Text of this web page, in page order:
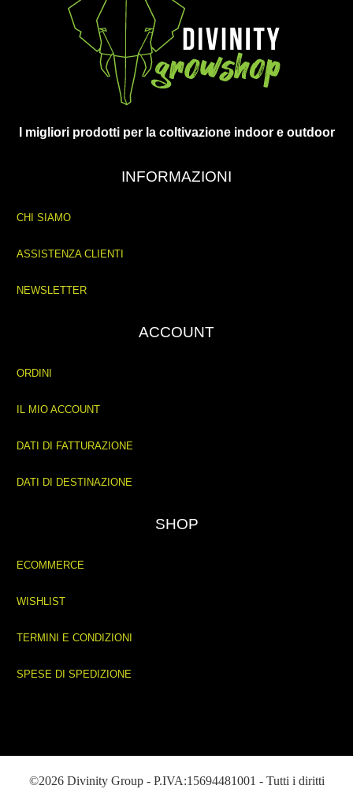
I migliori prodotti per la coltivazione indoor e outdoor
INFORMAZIONI
CHI SIAMO
ASSISTENZA CLIENTI
NEWSLETTER
ACCOUNT
ORDINI
IL MIO ACCOUNT
DATI DI FATTURAZIONE
DATI DI DESTINAZIONE
SHOP
ECOMMERCE
WISHLIST
TERMINI E CONDIZIONI
SPESE DI SPEDIZIONE
©2026 Divinity Group - P.IVA:15694481001 - Tutti i diritti